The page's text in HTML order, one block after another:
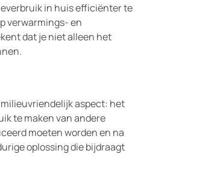
in huis efficiënter te
verwarmings- en
dat je niet alleen het
aspect: het
te maken van andere
moeten worden en na
oplossing die bijdraagt